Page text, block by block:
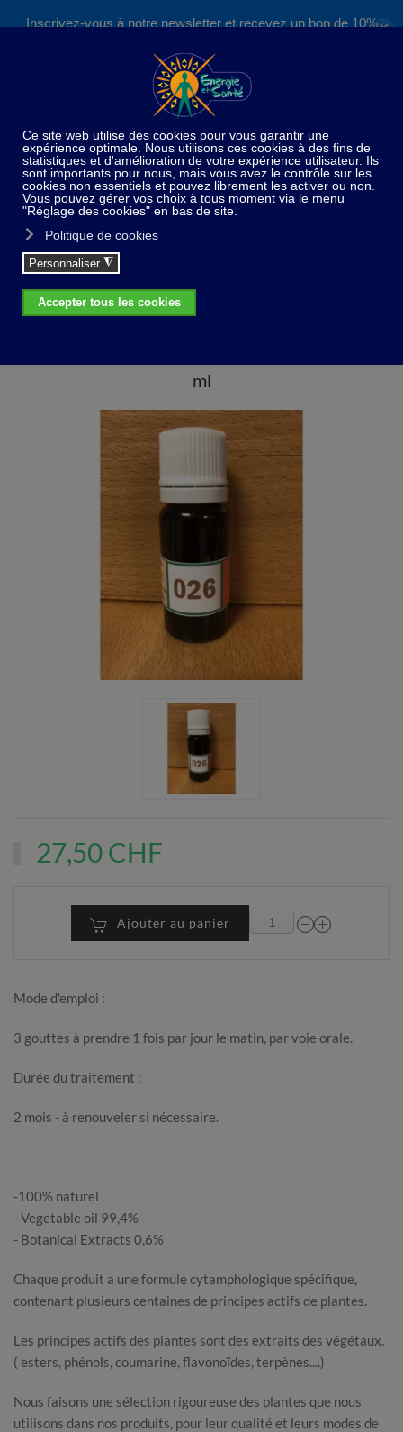
Inscrivez-vous à notre newsletter et recevez un bon de 10%
S'inscrire
✕
Home 026 Pour une meilleure division cellulaire - 10 ml
ml
27,50 CHF
Ajouter au panier
Mode d'emploi :
3 gouttes à prendre 1 fois par jour le matin, par voie orale.
Durée du traitement :
2 mois - à renouveler si nécessaire.
-100% naturel
- Vegetable oil 99,4%
- Botanical Extracts 0,6%
Chaque produit a une formule cytamphologique spécifique,
contenant plusieurs centaines de principes actifs de plantes.
Les principes actifs des plantes sont des extraits des végétaux.
( esters, phénols, coumarine, flavonoïdes, terpènes....)
Nous faisons une sélection rigoureuse des plantes que nous
utilisons dans nos produits, pour leur qualité et leurs modes de